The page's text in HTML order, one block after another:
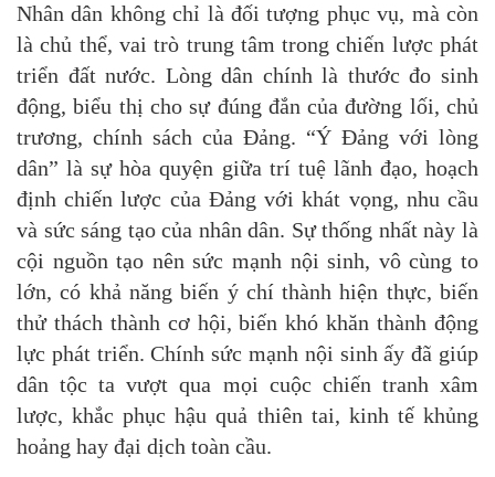
Nhân dân không chỉ là đối tượng phục vụ, mà còn
là chủ thể, vai trò trung tâm trong chiến lược phát
triển đất nước. Lòng dân chính là thước đo sinh
động, biểu thị cho sự đúng đắn của đường lối, chủ
trương, chính sách của Đảng. “Ý Đảng với lòng
dân” là sự hòa quyện giữa trí tuệ lãnh đạo, hoạch
định chiến lược của Đảng với khát vọng, nhu cầu
và sức sáng tạo của nhân dân. Sự thống nhất này là
cội nguồn tạo nên sức mạnh nội sinh, vô cùng to
lớn, có khả năng biến ý chí thành hiện thực, biến
thử thách thành cơ hội, biến khó khăn thành động
lực phát triển. Chính sức mạnh nội sinh ấy đã giúp
dân tộc ta vượt qua mọi cuộc chiến tranh xâm
lược, khắc phục hậu quả thiên tai, kinh tế khủng
hoảng hay đại dịch toàn cầu.